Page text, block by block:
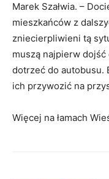
Marek Szałwia. –
mieszkańców z
zniecierpliwieni tą
muszą najpierw dojść
dotrzeć do autobusu.
ich przywozić na
Więcej na łamach